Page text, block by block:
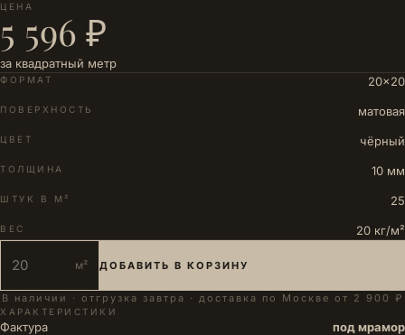
ЦЕНА
5 596 ₽
за квадратный метр
ФОРМАТ 20×20
ПОВЕРХНОСТЬ матовая
ЦВЕТ чёрный
ТОЛЩИНА 10 мм
ШТУК В М² 25
ВЕС 20 кг/м²
м² ДОБАВИТЬ В КОРЗИНУ
В наличии · отгрузка завтра · доставка по Москве от 2 900 ₽
ХАРАКТЕРИСТИКИ
Фактура
под мрамор